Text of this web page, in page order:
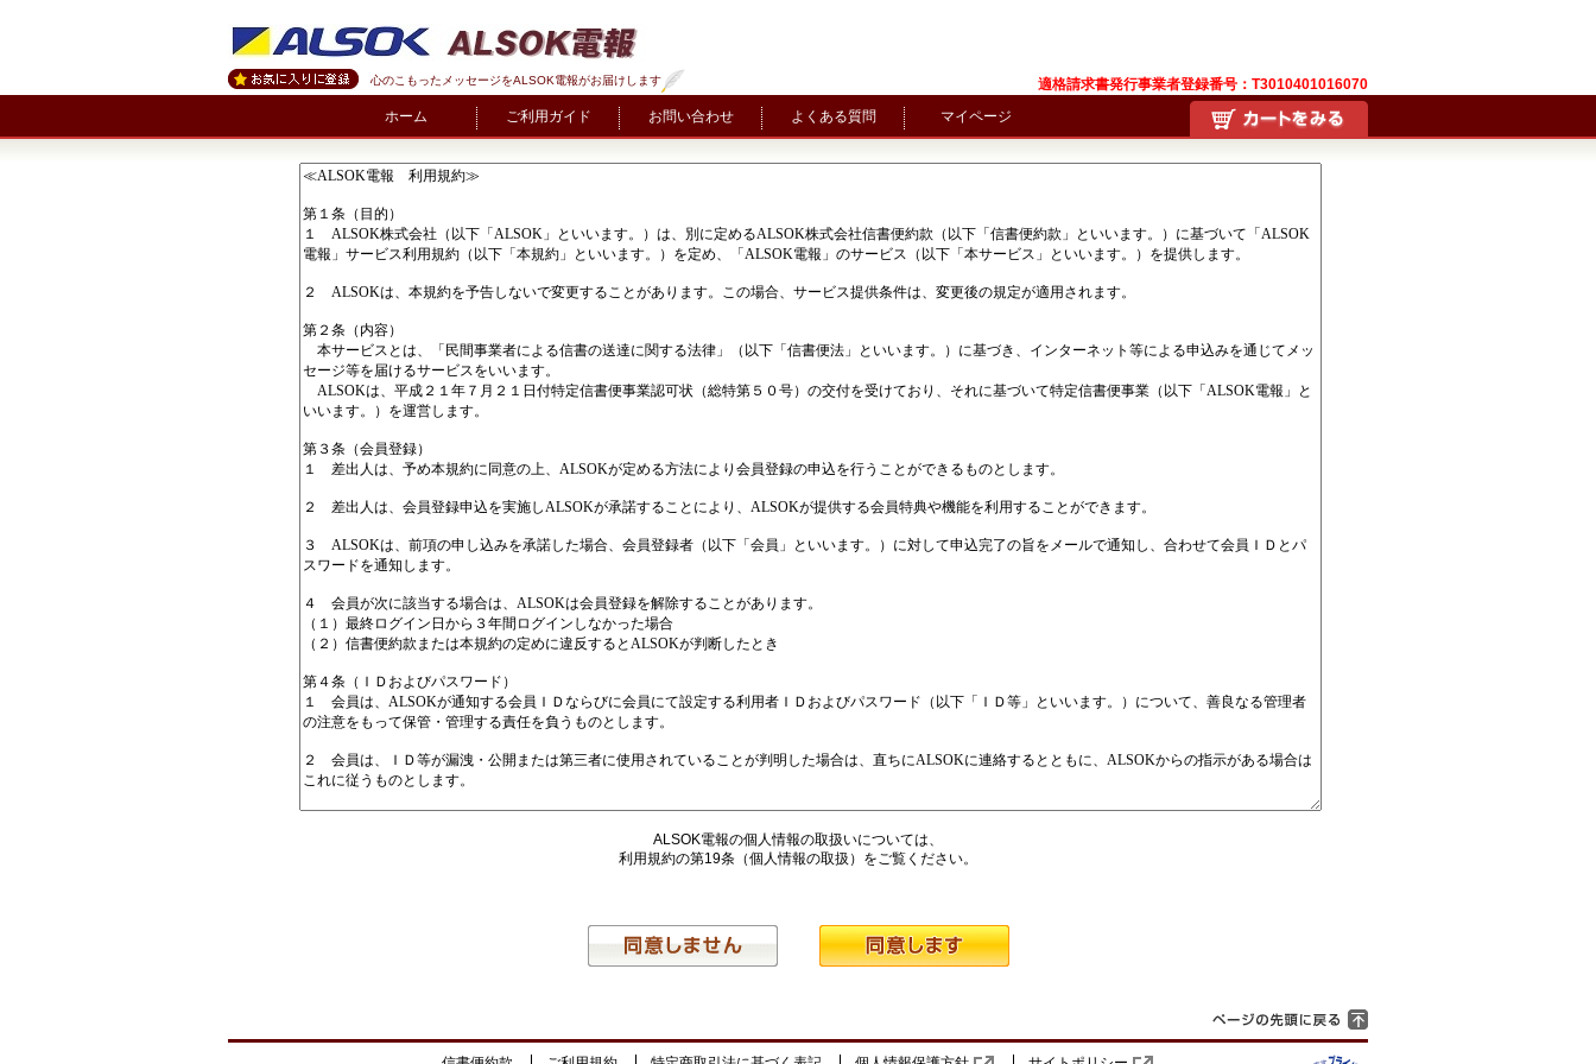
心のこもったメッセージをALSOK電報がお届けします
適格請求書発行事業者登録番号：T3010401016070
ホーム
ご利用ガイド お問い合わせ よくある質問 マイページ
ALSOK電報の個人情報の取扱いについては、
利用規約の第19条（個人情報の取扱）をご覧ください。